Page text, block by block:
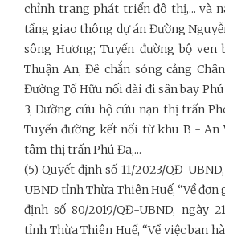
chỉnh trang phát triển đô thị,... và
tầng giao thông dự án Đường
sông Hương; Tuyến đường bộ ven
Thuận An, Đê chắn sóng cảng
Đường Tố Hữu nối dài đi sân bay
3, Đường cứu hộ cứu nạn thị trấn
Tuyến đường kết nối từ khu B - An
tâm thị trấn Phú Đa,...
(5) Quyết định số 11/2023/QĐ-
UBND tỉnh Thừa Thiên Huế, “Về đơn
định số 80/2019/QĐ-UBND, ngày
tỉnh Thừa Thiên Huế, “Về việc ban